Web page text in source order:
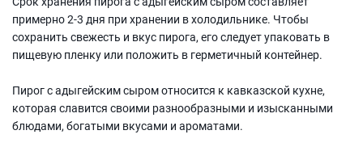
примерно 2-3 дня при хранении в холодильнике. Чтобы
сохранить свежесть и вкус пирога, его следует упаковать в
пищевую пленку или положить в герметичный контейнер.
Пирог с адыгейским сыром относится к кавказской кухне,
которая славится своими разнообразными и изысканными
блюдами, богатыми вкусами и ароматами.